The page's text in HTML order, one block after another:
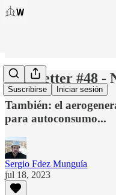
Suscribirse Iniciar sesión
Windletter #48 -
También: el
para autoconsumo...
Sergio Fdez Munguía
jul 18, 2023